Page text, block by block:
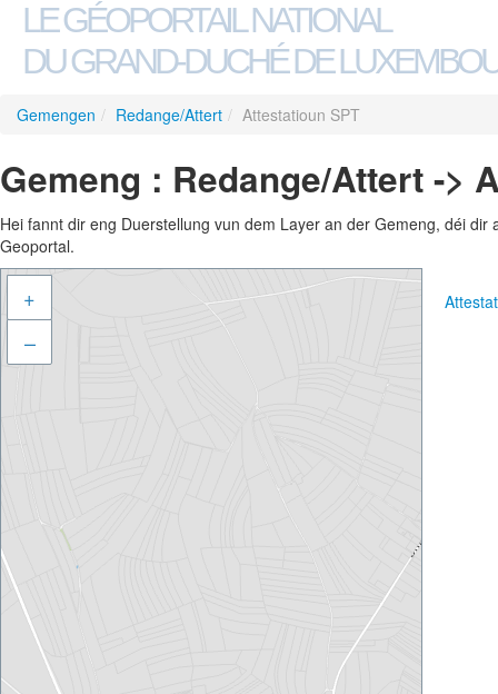
LE GÉOPORTAIL NATIONAL
DU GRAND-DUCHÉ DE
Gemengen / Redange/Attert / Attestatioun SPT
Gemeng : Redange/Attert ->
Hei fannt dir eng Duerstellung vun dem Layer an der Gemeng, déi
Geoportal.
+
–